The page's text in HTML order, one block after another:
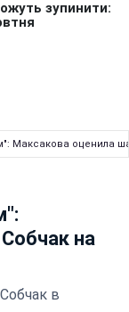
Максакова оценила
на
в